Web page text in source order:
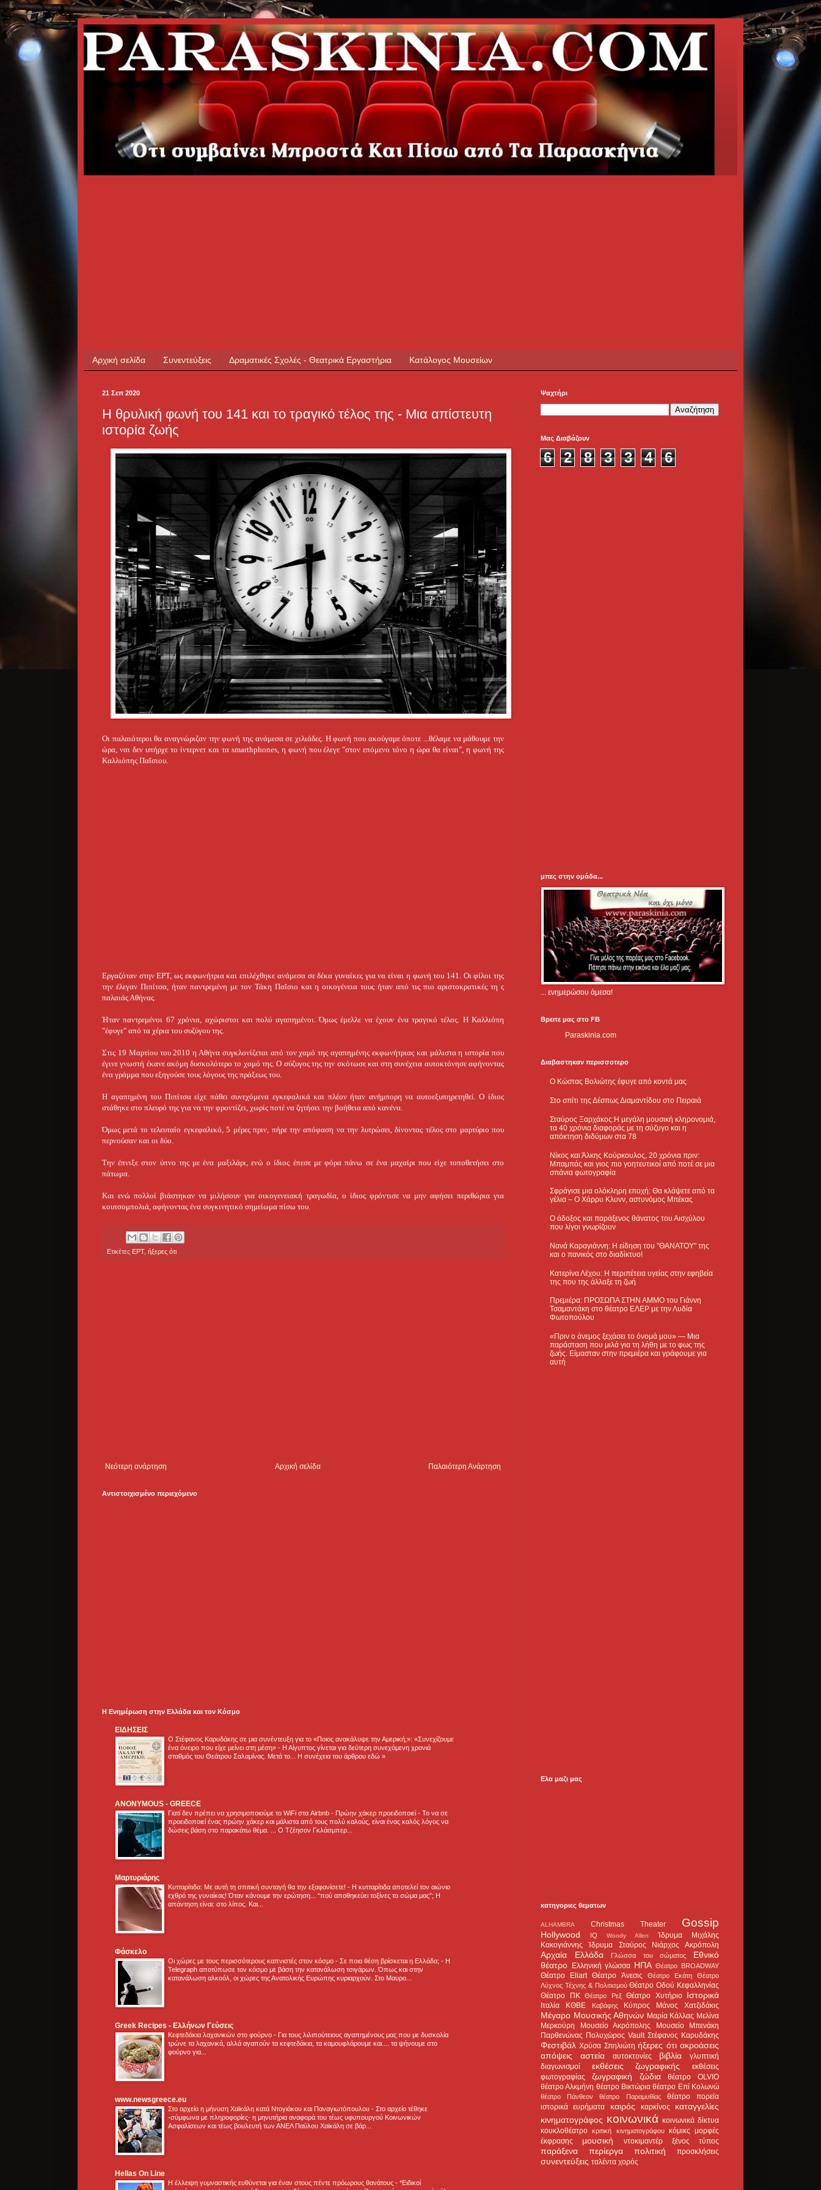
Αρχική σελίδα Συνεντεύξεις Δραματικές Σχολές - Θεατρικά Εργαστήρια Κατάλογος Μουσείων
21 Σεπ 2020
Η θρυλική φωνή του 141 και το τραγικό τέλος της - Μια απίστευτη
ιστορία ζωής
Οι παλαιότεροι θα αναγνώριζαν την φωνή της ανάμεσα σε χιλιάδες. Η φωνή που ακούγαμε όποτε ...θέλαμε να μάθουμε την
ώρα, ναι δεν υπήρχε το ίντερνετ και τα smarthphones, η φωνή που έλεγε "στον επόμενο τόνο η ώρα θα είναι", η φωνή της
Καλλιόπης Παΐσιου.
Εργαζόταν στην ΕΡΤ, ως εκφωνήτρια και επιλέχθηκε ανάμεσα σε δέκα γυναίκες για να είναι η φωνή του 141. Οι φίλοι της
την έλεγαν Πιπίτσα, ήταν παντρεμένη με τον Τάκη Παΐσιο και η οικογένεια τους ήταν από τις πιο αριστοκρατικές τη ς
παλαιάς Αθήνας.
Ήταν παντρεμένοι 67 χρόνια, αχώριστοι και πολύ αγαπημένοι. Όμως έμελλε να έχουν ένα τραγικό τέλος. Η Καλλιόπη
"έφυγε" από τα χέρια του συζύγου της.
Στις 19 Μαρτίου του 2010 η Αθήνα συγκλονίζεται από τον χαμό της αγαπημένης εκφωνήτριας και μάλιστα η ιστορία που
έγινε γνωστή έκανε ακόμη δυσκολότερο το χαμό της. Ο σύζυγος της την σκότωσε και στη συνέχεια αυτοκτόνησε αφήνοντας
ένα γράμμα που εξηγούσε τους λόγους της πράξεως του.
Η αγαπημένη του Πιπίτσα είχε πάθει συνεχόμενα εγκεφαλικά και πλέον ήταν ανήμπορη να αυτοεξυπηρετηθεί. Ο ίδιος
στάθηκε στο πλευρό της για να την φροντίζει, χωρίς ποτέ να ζητήσει την βοήθεια από κανένα.
Όμως μετά το τελευταίο εγκεφαλικό, 5 μέρες πριν, πήρε την απόφαση να την λυτρώσει, δίνοντας τέλος στο μαρτύριο που
περνούσαν και οι δύο.
Την έπνιξε στον ύπνο της με ένα μαξιλάρι, ενώ ο ίδιος έπεσε με φόρα πάνω σε ένα μαχαίρι που είχε τοποθετήσει στο
πάτωμα.
Και ενώ πολλοί βιάστηκαν να μιλήσουν για οικογενειακή τραγωδία, ο ίδιος φρόντισε να μην αφήσει περιθώρια για
κουτσομπολιά, αφήνοντας ένα συγκινητικό σημείωμα πίσω του.
Ετικέτες ΕΡΤ, ήξερες ότι
Νεότερη ανάρτηση Παλαιότερη Ανάρτηση
Αρχική σελίδα
Αντιστοιχισμένο περιεχόμενο
Η Ενημέρωση στην Ελλάδα και τoν Κόσμο
ΕΙΔΗΣΕΙΣ
Ο Στέφανος Καρυδάκης σε μια συνέντευξη για το «Ποιος ανακάλυψε την Αμερική;»: «Συνεχίζουμε
ένα όνειρο που είχε μείνει στη μέση» - Η Αίγυπτος γίνεται για δεύτερη συνεχόμενη χρονιά
σταθμός του Θεάτρου Σαλαμίνας. Μετά το... Η συνέχεια του άρθρου εδώ »
ANONYMOUS - GREECE
Γιατί δεν πρέπει να χρησιμοποιούμε το WiFi στα Airbnb - Πρώην χάκερ προειδοποιεί- Το να σε
προειδοποιεί ένας πρώην χάκερ και μάλιστα από τους πολύ καλούς, είναι ένας καλός λόγος να
δώσεις βάση στο παρακάτω θέμα. ... Ο Τζέησον Γκλάσμπερ...
Μαρτυριάρης
Κυτταρίτιδα: Με αυτή τη σπιτική συνταγή θα την εξαφανίσετε! - H κυτταρίτιδα αποτελεί τον αιώνιο
εχθρό της γυναίκας! Όταν κάνουμε την ερώτηση... “πού αποθηκεύει τοξίνες το σώμα μας”; Η
απάντηση είναι: στο λίπος. Και...
Φάσκελο
Οι χώρες με τους περισσότερους καπνιστές στον κόσμο - Σε ποια θέση βρίσκεται η Ελλάδα; - Η
Telegraph αποτύπωσε τον κόσμο με βάση την κατανάλωση τσιγάρων. Όπως και στην
κατανάλωση αλκοόλ, οι χώρες της Ανατολικής Ευρώπης κυριαρχούν. Στο Μαυρο...
Greek Recipes - Ελλήνων Γεύσεις
Κεφτεδάκια λαχανικών στο φούρνο - Για τους λιλιπούτειους αγαπημένους μας που με δυσκολία
τρώνε τα λαχανικά, αλλά αγαπούν τα κεφτεδάκια, τα καμουφλάρουμε και.... τα ψήνουμε στο
φούρνο για...
www.newsgreece.eu
Στο αρχείο η μήνυση Χαϊκάλη κατά Ντογιάκου και Παναγιωτόπουλου - Στο αρχείο τέθηκε
-σύμφωνα με πληροφορίες- η μηνυτήρια αναφορά του τέως υφυπουργού Κοινωνικών
Ασφαλίσεων και τέως βουλευτή των ΑΝΕΛ Παύλου Χαϊκάλη σε βάρ...
Hellas On Line
Η έλλειψη γυμναστικής ευθύνεται για έναν στους πέντε πρόωρους θανάτους - *Ειδικοί
Ψαχτήρι
Μας Διαβάζουν
6 2 8 3 3 4 6
μπες στην ομάδα...
... ενημερώσου άμεσα!
Βρειτε μας στο FB
Paraskinia.com
Διαβαστηκαν περισσοτερο
Ο Κώστας Βολιώτης έφυγε από κοντά μας
Στο σπίτι της Δέσπως Διαμαντίδου στο Πειραιά
Σταύρος Ξαρχάκος:Η μεγάλη μουσική κληρονομιά,
τα 40 χρόνια διαφοράς με τη σύζυγο και η
απόκτηση διδύμων στα 78
Νίκος και Άλκης Κούρκουλος, 20 χρόνια πριν:
Μπαμπάς και γιος πιο γοητευτικοί από ποτέ σε μια
σπάνια φωτογραφία
Σφράγισε μια ολόκληρη εποχή: Θα κλάψετε από τα
γέλια – Ο Χάρρυ Κλυνν, αστυνόμος Μπέκας
Ο άδοξος και παράξενος θάνατος του Αισχύλου
που λίγοι γνωρίζουν
Νανά Καραγιάννη: Η είδηση του "ΘΑΝΑΤΟΥ" της
και ο πανικός στο διαδίκτυο!
Κατερίνα Λέχου: Η περιπέτεια υγείας στην εφηβεία
της που της άλλαξε τη ζωή
Πρεμιέρα: ΠΡΟΣΩΠΑ ΣΤΗΝ ΑΜΜΟ του Γιάννη
Τσαμαντάκη στο θέατρο ΕΛΕΡ με την Λυδία
Φωτοπούλου
«Πριν ο άνεμος ξεχάσει το όνομά μου» — Μια
παράσταση που μιλά για τη λήθη με το φως της
ζωής. Είμασταν στην πρεμιέρα και γράφουμε για
αυτή
Ελα μαζι μας
κατηγοριες θεματων
ALHAMBRA Christmas Theater Gossip
Hollywood IQ Woody Allen
Ίδρυμα Μιχάλης
Κακογιάννης
Ίδρυμα Σταύρος Νιάρχος Ακρόπολη
Αρχαία Ελλάδα Γλώσσα του σώματος
Εθνικό
θέατρο Ελληνική γλώσσα ΗΠΑ Θέατρο BROADWAY
Θέατρο Eliart Θέατρο Άνεσις Θέατρο Εκάτη
Θέατρο
Λύχνος Τέχνης & Πολιτισμού Θέατρο Οδού Κεφαλληνίας
Θέατρο ΠΚ
Θέατρο Ρεξ Θέατρο Χυτήριο Ιστορικά
Ιταλία ΚΘΒΕ Καβάφης Κύπρος Μάνος Χατζιδάκις
Μέγαρο Μουσικής Αθηνών Μαρία Κάλλας Μελίνα
Μερκούρη
Μουσείο Ακρόπολης
Μουσείο Μπενάκη
Παρθενώνας Πολυχώρος Vault Στέφανος Καρυδάκης
Φεστιβάλ Χρύσα Σπηλιώτη ήξερες ότι ακροάσεις
απόψεις
αστεία αυτοκτονίες βιβλία
γλυπτική
διαγωνισμοί
εκθέσεις ζωγραφικής
εκθέσεις
φωτογραφίας
ζωγραφική ζώδια
θέατρο OLVIO
θέατρο Αλκμήνη θέατρο Βικτώρια θέατρο Επί Κολωνώ
θέατρο Πάνθεον θέατρο Παραμυθίας
θέατρο πορεία
ιστορικά ευρήματα
καιρός καρκίνος
καταγγελίες
κινηματογράφος κοινωνικά κοινωνικά δίκτυα
κουκλοθέατρο
κριτική κινηματογράφου κόμικς μορφές
έκφρασης
μουσική ντοκιμαντέρ ξένος τύπος
παράξενα περίεργα πολιτική προσκλήσεις
συνεντεύξεις ταλέντα χορός